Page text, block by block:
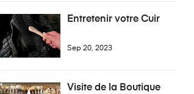
Entretenir votre Cuir
Sep 20, 2023
Visite de la Boutique